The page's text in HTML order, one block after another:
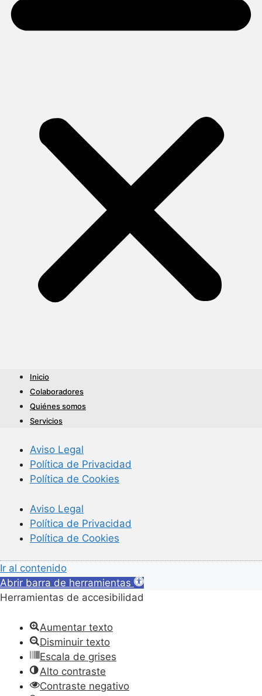
Inicio
Colaboradores
Quiénes somos
Servicios
Aviso Legal
Política de Privacidad
Política de Cookies
Aviso Legal
Política de Privacidad
Política de Cookies
Ir al contenido
Abrir barra de herramientas
Herramientas de accesibilidad
Aumentar texto
Disminuir texto
Escala de grises
Alto contraste
Contraste negativo